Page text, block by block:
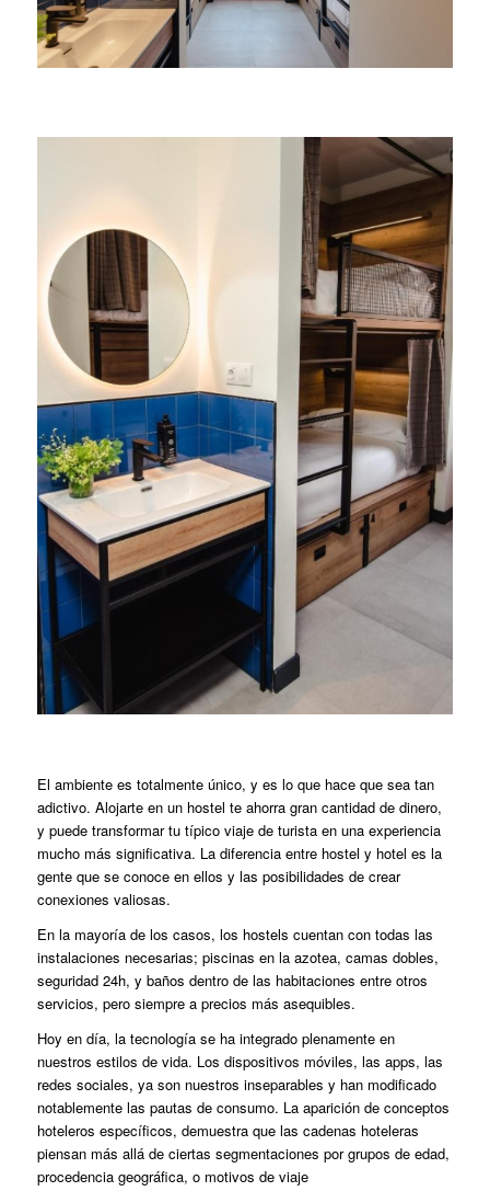
El ambiente es totalmente único, y es lo que hace que sea tan
adictivo. Alojarte en un hostel te ahorra gran cantidad de dinero,
y puede transformar tu típico viaje de turista en una experiencia
mucho más significativa. La diferencia entre hostel y hotel es la
gente que se conoce en ellos y las posibilidades de crear
conexiones valiosas.
En la mayoría de los casos, los hostels cuentan con todas las
instalaciones necesarias; piscinas en la azotea, camas dobles,
seguridad 24h, y baños dentro de las habitaciones entre otros
servicios, pero siempre a precios más asequibles.
Hoy en día, la tecnología se ha integrado plenamente en
nuestros estilos de vida. Los dispositivos móviles, las apps, las
redes sociales, ya son nuestros inseparables y han modificado
notablemente las pautas de consumo. La aparición de conceptos
hoteleros específicos, demuestra que las cadenas hoteleras
piensan más allá de ciertas segmentaciones por grupos de edad,
procedencia geográfica, o motivos de viaje